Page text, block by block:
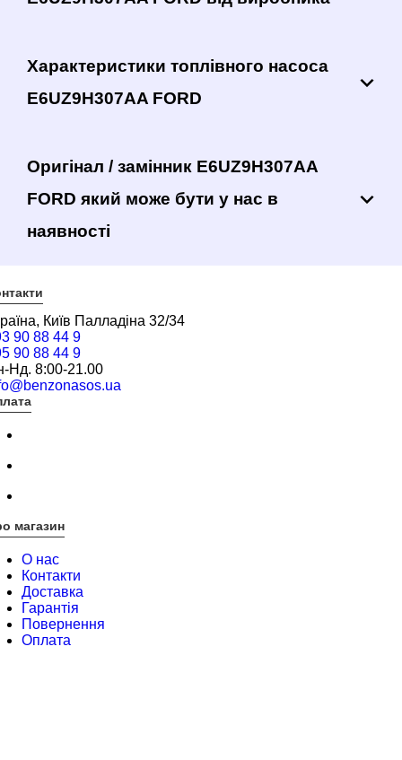
Характеристики топлівного насоса
E6UZ9H307AA FORD
Оригінал / замінник E6UZ9H307AA
FORD який може бути у нас в
наявності
Київ Палладіна 32/34
90 88 44 9
90 88 44 9
Нд. 8:00-21.00
магазин
О нас
Контакти
Доставка
Гарантія
Повернення
Оплата